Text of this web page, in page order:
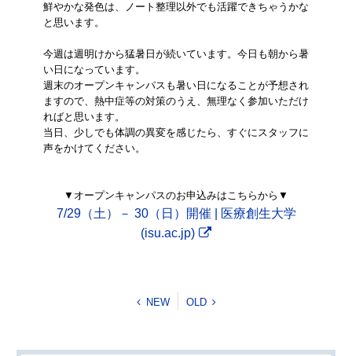
鮮やかな発色は、ノート整理以外でも活躍できちゃうかな
と思います。
今週は週明けから猛暑日が続いています。今日も朝から暑
い日になっています。
週末のオープンキャンパスも暑い日になることが予想され
ますので、熱中症等の対策のうえ、無理なく参加いただけ
ればと思います。
当日、少しでも体調の異変を感じたら、すぐにスタッフに
声をかけてください。
▼オープンキャンパスのお申込みはこちらから▼
7/29（土）－ 30（日）開催 | 医療創生大学
(isu.ac.jp)
NEW OLD